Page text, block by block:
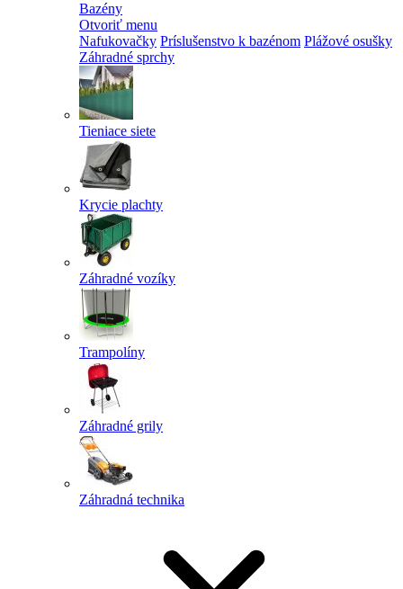
Bazény
Otvoriť menu
Nafukovačky Príslušenstvo k bazénom Plážové osušky
Záhradné sprchy
Tieniace siete
Krycie plachty
Záhradné vozíky
Trampolíny
Záhradné grily
Záhradná technika